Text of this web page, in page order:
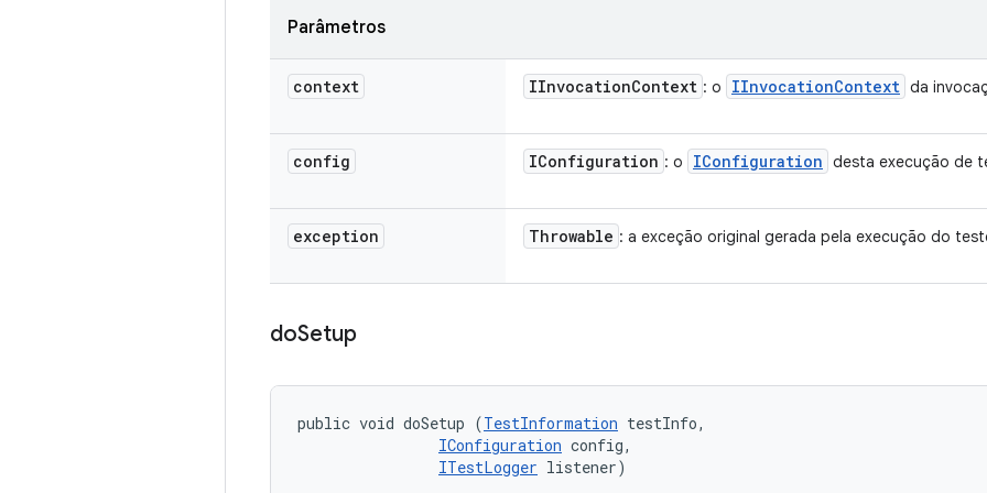
Parâmetros
context IInvocationContext : o IInvocationContext da
config IConfiguration : o IConfiguration desta execução de
exception Throwable : a exceção original gerada pela execução do
doSetup
public void doSetup (TestInformation testInfo,
IConfiguration config,
ITestLogger listener)